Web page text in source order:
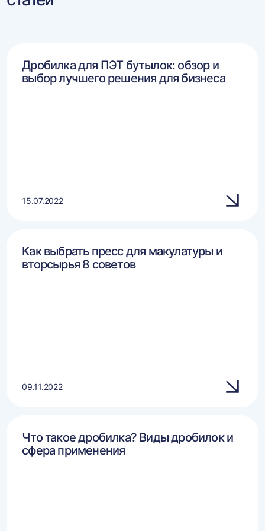
Дробилка для ПЭТ бутылок: обзор и
выбор лучшего решения для бизнеса
15.07.2022
Как выбрать пресс для макулатуры и
вторсырья 8 советов
09.11.2022
Что такое дробилка? Виды дробилок и
сфера применения